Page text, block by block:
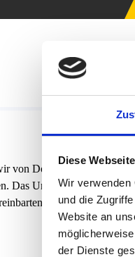
Diese
Wir verwenden
und die
Website an
der Dienste
von Dortmund
Das Umzugsteam
Termin und